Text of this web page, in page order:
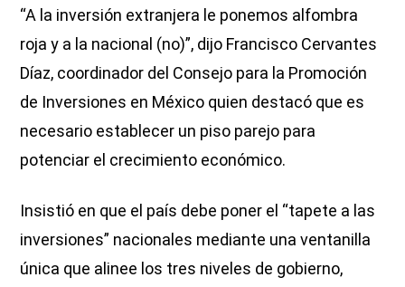
“A la inversión extranjera le ponemos alfombra
roja y a la nacional (no)”, dijo Francisco Cervantes
Díaz, coordinador del Consejo para la Promoción
de Inversiones en México quien destacó que es
necesario establecer un piso parejo para
potenciar el crecimiento económico.
Insistió en que el país debe poner el “tapete a las
inversiones” nacionales mediante una ventanilla
única que alinee los tres niveles de gobierno,